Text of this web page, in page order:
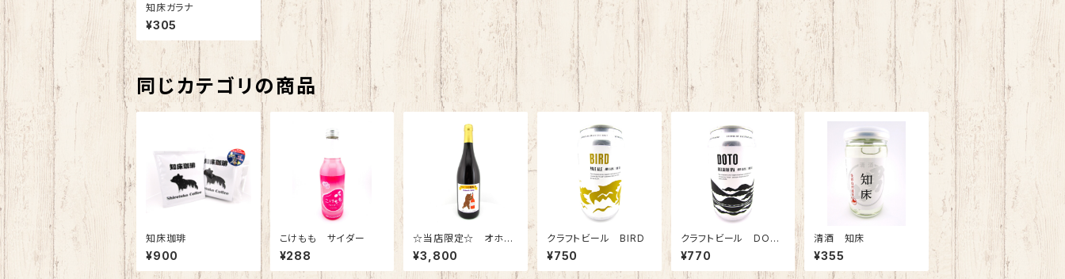
知床ガラナ
¥305
同じカテゴリの商品
知床珈琲
¥900
こけもも サイダー
¥288
☆当店限定☆ オホー
ツク葡萄酒
¥3,800
クラフトビール BIRD
¥750
クラフトビール DOT
O
¥770
清酒 知床
¥355